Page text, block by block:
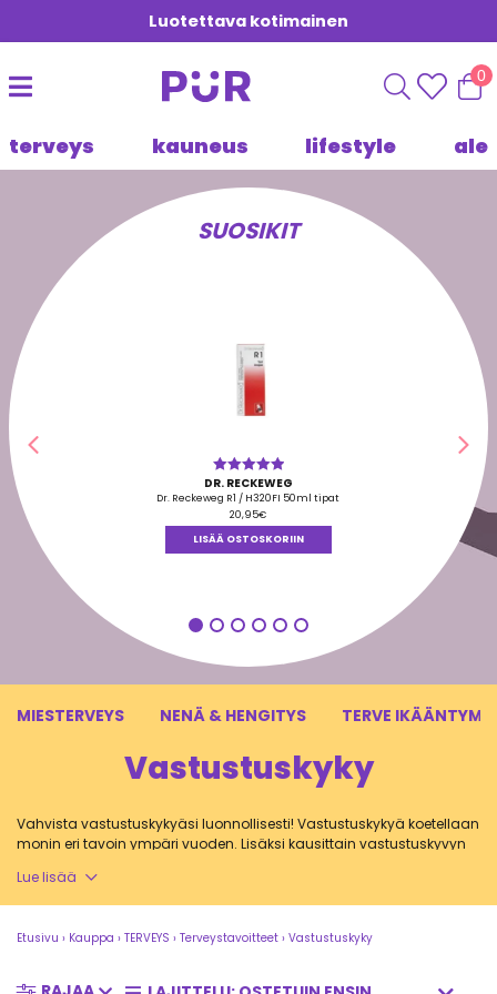
Luotettava kotimainen
0
terveys kauneus lifestyle ale
SUOSIKIT
Arvostelu
tuotteesta:
5.00/ 5
DR. RECKEWEG
Dr. Reckeweg R1 / H320FI 50ml tipat
20,95€
LISÄÄ OSTOSKORIIN
Edellinen
MIESTERVEYS NENÄ & HENGITYS TERVE
Vastustuskyky
Vahvista vastustuskykyäsi luonnollisesti! Vastustuskykyä koetellaan
monin eri tavoin ympäri vuoden. Lisäksi kausittain vastustuskyvyn
joilla ylläpidät ja vahvistat kehon luonnollista vastustuskykyä.
Vastustuskyky eli immuniteetti auttaa
Lue lisää
Etusivu › Kauppa › TERVEYS › Terveystavoitteet › Vastustuskyky